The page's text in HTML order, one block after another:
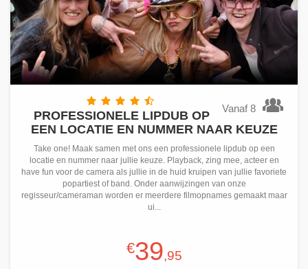
Vanaf 8
PROFESSIONELE LIPDUB OP
EEN LOCATIE EN NUMMER NAAR KEUZE
Take one! Maak samen met ons een professionele lipdub op een
locatie en nummer naar jullie keuze. Playback, zing mee, acteer en
have fun voor de camera als jullie in de huid kruipen van jullie favoriete
popartiest of band. Onder aanwijzingen van onze
regisseur/cameraman worden er meerdere filmopnames gemaakt maar
ui...
€39,95